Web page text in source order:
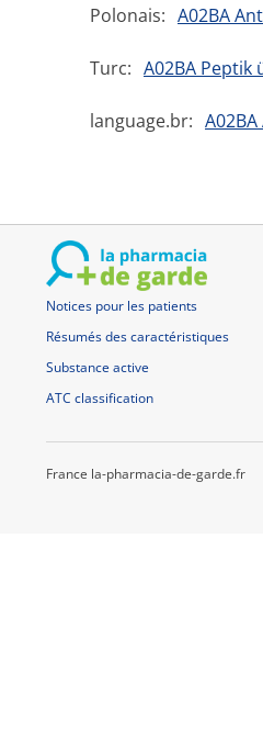
Polonais: A02BA
Turc: A02BA
language.br:
Notices pour les patients
Résumés des caractéristiques
Substance active
ATC classification
France la-pharmacia-de-garde.fr